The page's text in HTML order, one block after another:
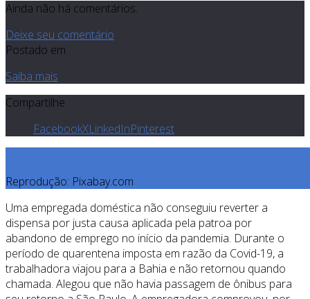
Ainda não há comentários.
Deixe seu comentário
Postado em
Saiba mais
Compartilhe
FacebookXLinkedInPinterest
Reprodução: Pixabay.com
Uma empregada doméstica não conseguiu reverter a
dispensa por justa causa aplicada pela patroa por
abandono de emprego no início da pandemia. Durante o
período de quarentena imposta em razão da Covid-19, a
trabalhadora viajou para a Bahia e não retornou quando
chamada. Alegou que não havia passagem de ônibus para